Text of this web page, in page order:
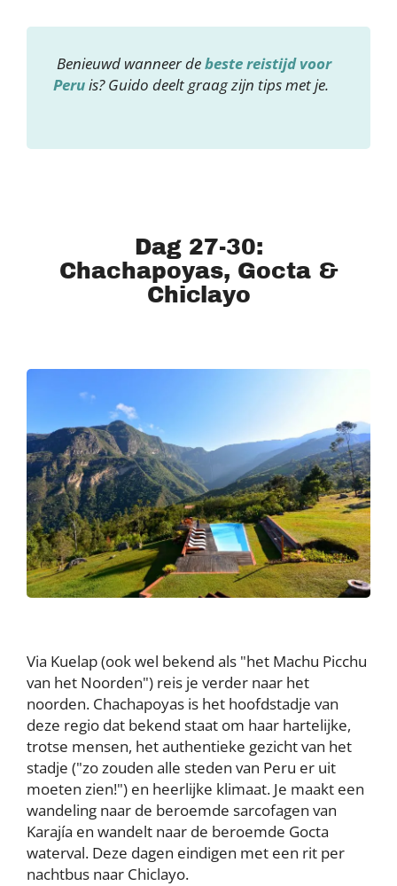
Benieuwd wanneer debeste reistijd voor
Peruis? Guido deelt graag zijn tips met je.
Dag 27-30:
Chachapoyas, Gocta &
Chiclayo
Via Kuelap (ook wel bekend als "het Machu Picchu
van het Noorden") reis je verder naar het
noorden. Chachapoyas is het hoofdstadje van
deze regio dat bekend staat om haar hartelijke,
trotse mensen, het authentieke gezicht van het
stadje ("zo zouden alle steden van Peru er uit
moeten zien!") en heerlijke klimaat. Je maakt een
wandeling naar de beroemde sarcofagen van
Karajía en wandelt naar de beroemde Gocta
waterval. Deze dagen eindigen met een rit per
nachtbus naar Chiclayo.